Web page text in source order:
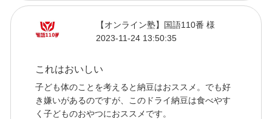
【オンライン塾】国語110番 様
2023-11-24 13:50:35
これはおいしい
子ども体のことを考えると納豆はおススメ。でも好
き嫌いがあるのですが、このドライ納豆は食べやす
く子どものおやつにおススメです。